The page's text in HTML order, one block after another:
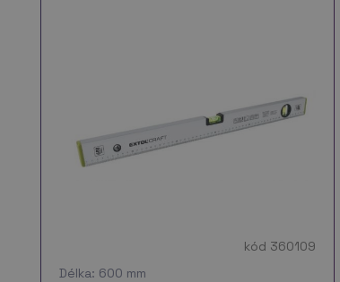
kód 360109
Délka: 600 mm